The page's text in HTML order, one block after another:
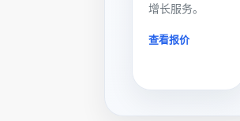
增长服务。
查看报价